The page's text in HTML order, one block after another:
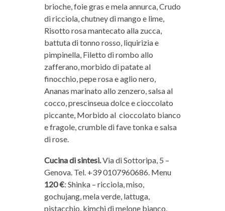
brioche, foie gras e mela annurca, Crudo
di ricciola, chutney di mango e lime,
Risotto rosa mantecato alla zucca,
battuta di tonno rosso, liquirizia e
pimpinella, Filetto di rombo allo
zafferano, morbido di patate al
finocchio, pepe rosa e aglio nero,
Ananas marinato allo zenzero, salsa al
cocco, prescinseua dolce e cioccolato
piccante, Morbido al cioccolato bianco
e fragole, crumble di fave tonka e salsa
di rose.
Cucina di sintesi.Via di Sottoripa, 5 –
Genova. Tel. +39 0107960686. Menu
120 €: Shinka – ricciola, miso,
gochujang, mela verde, lattuga,
pistacchio, kimchi di melone bianco,